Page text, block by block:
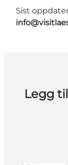
Sist
Legg